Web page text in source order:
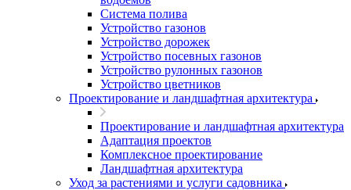
Система полива
Устройство газонов
Устройство дорожек
Устройство посевных газонов
Устройство рулонных газонов
Устройство цветников
Проектирование и ландшафтная архитектура
Проектирование и ландшафтная архитектура
Адаптация проектов
Комплексное проектирование
Ландшафтная архитектура
Уход за растениями и услуги садовника